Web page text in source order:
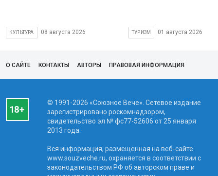
КУЛЬТУРА 08 августа 2026 ТУРИЗМ 01 августа 2026
О САЙТЕ КОНТАКТЫ АВТОРЫ ПРАВОВАЯ ИНФОРМАЦИЯ
© 1991-2026 «Союзное Вече». Сетевое издание
зарегистрировано роскомнадзором,
свидетельство эл № фc77-52606 от 25 января
2013 года.
Вся информация, размещенная на веб-сайте
www.souzveche.ru, охраняется в соответствии с
законодательством РФ об авторском праве и